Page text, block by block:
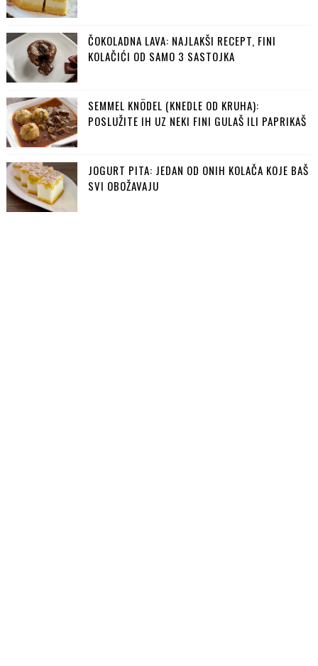
ČOKOLADNA LAVA: NAJLAKŠI RECEPT, FINI
KOLAČIĆI OD SAMO 3 SASTOJKA
SEMMEL KNÖDEL (KNEDLE OD KRUHA):
POSLUŽITE IH UZ NEKI FINI GULAŠ ILI PAPRIKAŠ
JOGURT PITA: JEDAN OD ONIH KOLAČA KOJE BAŠ
SVI OBOŽAVAJU